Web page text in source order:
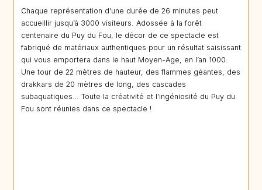
Chaque représentation d’une durée de 26 minutes peut
accueillir jusqu’à 3000 visiteurs. Adossée à la forêt
centenaire du Puy du Fou, le décor de ce spectacle est
fabriqué de matériaux authentiques pour un résultat saisissant
qui vous emportera dans le haut Moyen-Age, en l’an 1000.
Une tour de 22 mètres de hauteur, des flammes géantes, des
drakkars de 20 mètres de long, des cascades
subaquatiques… Toute la créativité et l’ingéniosité du Puy du
Fou sont réunies dans ce spectacle !